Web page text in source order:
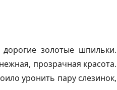
золотые шпильки.
прозрачная красота.
уронить пару слезинок,